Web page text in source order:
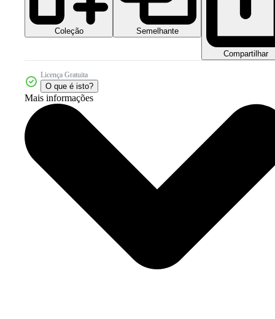
Coleção Semelhante
Compartilhar
Licença Gratuita
O que é isto?
Mais informações